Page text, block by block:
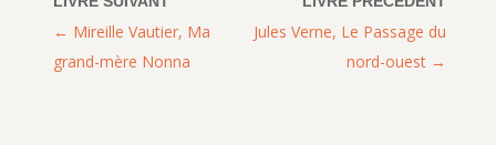
Jules Verne, Le Passage du
nord-ouest
Mireille Vautier, Ma
grand-mère Nonna